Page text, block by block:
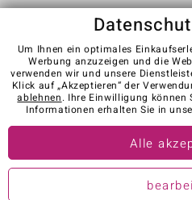
Karriere AGB
Kontakt
Visit our stores in
© Juwelo Deutschland GmbH (ein
SE)
Um Ihnen ein optimales
Werbung anzuzeigen und die
verwenden wir und unsere
Klick auf „Akzeptieren“ der
ablehnen. Ihre Einwilligung können
Informationen erhalten Sie in
Alle